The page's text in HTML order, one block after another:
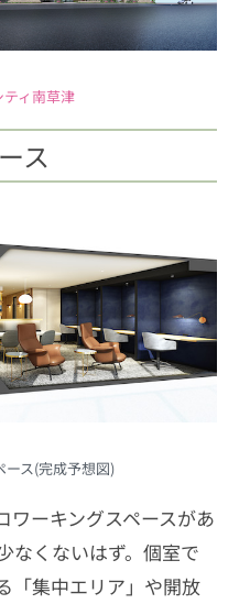
ィ南草津
ス
ース(完成予想図)
ワーキングスペースがあ
なくないはず。個室で
「集中エリア」や開放